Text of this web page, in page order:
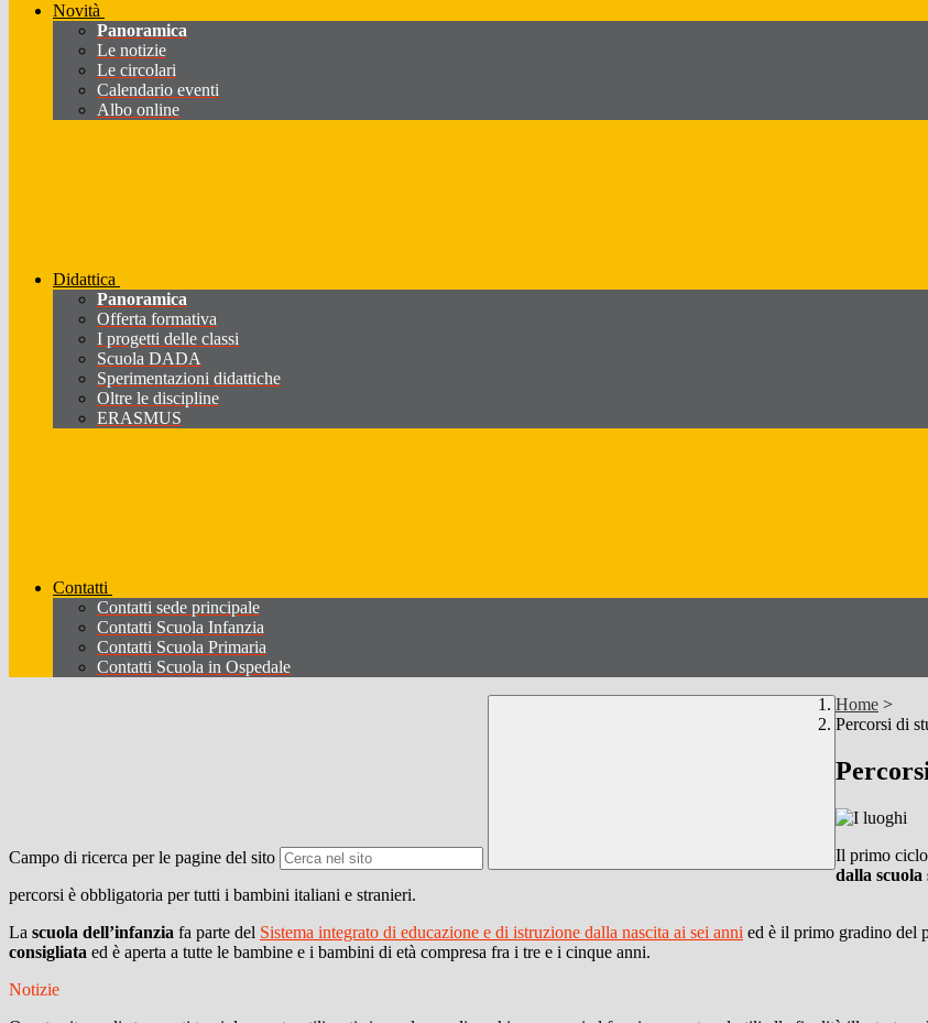
Novità
Panoramica
Le notizie
Le circolari
Calendario eventi
Albo online
Didattica
Panoramica
Offerta formativa
I progetti delle classi
Scuola DADA
Sperimentazioni didattiche
Oltre le discipline
ERASMUS
Contatti
Contatti sede principale
Contatti Scuola Infanzia
Contatti Scuola Primaria
Contatti Scuola in Ospedale
Campo di ricerca per le pagine del sito
Home >
Percorsi di
Il primo
dalla
percorsi è obbligatoria per tutti i bambini italiani e stranieri.
La scuola dell’infanzia fa parte del Sistema integrato di educazione e di istruzione dalla nascita ai sei anni ed è il primo gradino del
consigliata ed è aperta a tutte le bambine e i bambini di età compresa fra i tre e i cinque anni.
Notizie